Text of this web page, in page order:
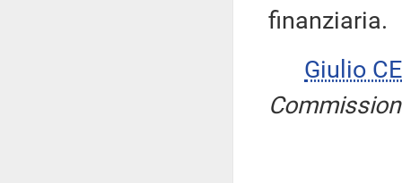
finanziaria.
Giulio